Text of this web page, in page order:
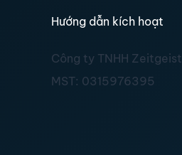
Hướng dẫn kích hoạt
Công ty TNHH Zeitgeist
MST: 0315976395